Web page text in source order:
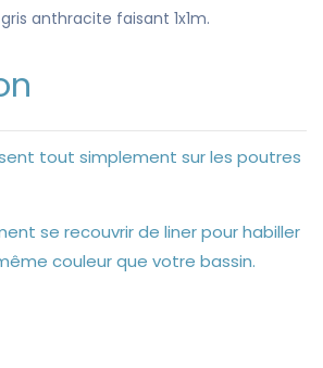
anthracite faisant 1x1m.
tout simplement sur les poutres
se recouvrir de liner pour habiller
couleur que votre bassin.